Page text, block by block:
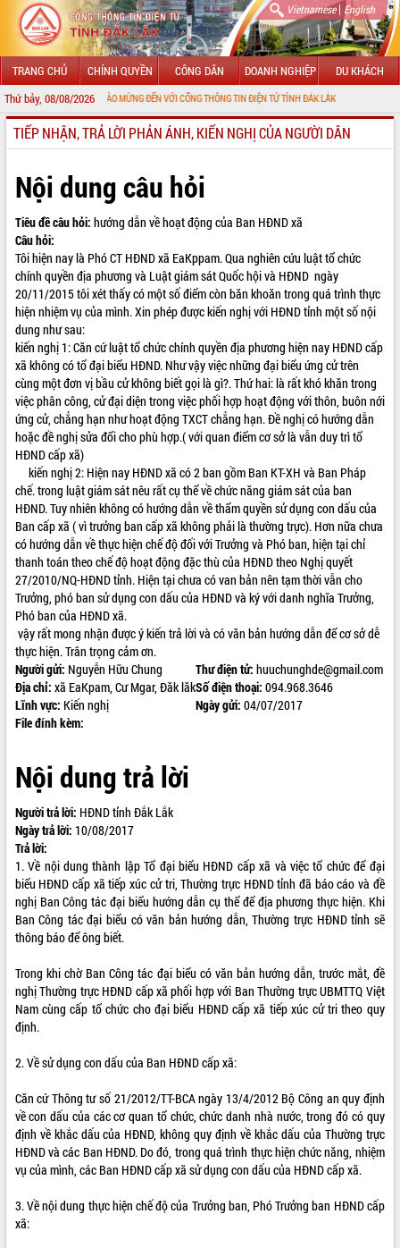
Vietnamese| English
TRANG CHỦ CHÍNH QUYỀN CÔNG DÂN DOANH NGHIỆP DU KHÁCH
Thứ bảy, 08/08/2026CHÀO MỪNG ĐẾN VỚI CỔNG THÔNG TIN ĐIỆN TỬ TỈNH ĐẮK LẮK
GIỚI THIỆU
TIN TỨC SỰ KIỆN
SỞ, BAN, NGÀNH
UBND CÁC XÃ, PHƯỜNG
THÔNG TIN CHỈ ĐẠO ĐIỀU HÀNH
HỆ THỐNG VĂN BẢN
VĂN BẢN HĐND TỈNH
ĐIỂM TIN VĂN BẢN
QUY HOẠCH - KẾ HOẠCH
VIDEO
Khám bệnh, cấp phát thuốc miễn phí
và tặng quà người dân xã Cư Pui
tháng 7/2026
Nam Anh hùng” và trao Huân chương
Lao động
UBND tỉnh Đắk Lắk triển khai nhiệm
vụ 6 tháng cuối năm 2026
Kỳ họp thứ Hai, Hội đồng nhân dân
tỉnh khóa XI quyết nghị nhiều nội dung
quan trọng
ALBUM ẢNH
TIẾP NHẬN, TRẢ LỜI PHẢN ÁNH, KIẾN NGHỊ CỦA NGƯỜI DÂN
Nội dung câu hỏi
Tiêu đề câu hỏi: hướng dẫn về hoạt động của Ban HĐND xã
Câu hỏi:
Tôi hiện nay là Phó CT HĐND xã EaKppam. Qua nghiên cứu luật tổ chức
chính quyền địa phương và Luật giám sát Quốc hội và HĐND ngày
20/11/2015 tôi xét thấy có một số điểm còn băn khoăn trong quá trình thực
hiện nhiệm vụ của mình. Xin phép được kiến nghị với HĐND tỉnh một số nội
dung như sau:
kiến nghị 1: Căn cứ luật tổ chức chính quyền địa phương hiện nay HĐND cấp
xã không có tổ đại biểu HĐND. Như vậy việc những đại biểu ứng cử trên
cùng một đơn vị bầu cử không biết gọi là gì?. Thứ hai: là rất khó khăn trong
việc phân công, cử đại diện trong việc phối hợp hoạt động với thôn, buôn nới
ứng cử, chẳng hạn như hoạt động TXCT chẳng hạn. Đề nghị có hướng dẫn
hoặc đề nghị sửa đổi cho phù hợp.( với quan điểm cơ sở là vẫn duy trì tổ
HĐND cấp xã)
kiến nghị 2: Hiện nay HĐND xã có 2 ban gồm Ban KT-XH và Ban Pháp
chế. trong luật giám sát nêu rất cụ thể về chức năng giám sát của ban
HĐND. Tuy nhiên không có hướng dẫn về thẩm quyền sử dụng con dấu của
Ban cấp xã ( vì trưởng ban cấp xã không phải là thường trực). Hơn nữa chưa
có hướng dẫn về thực hiện chế độ đối với Trưởng và Phó ban, hiện tại chỉ
thanh toán theo chế độ hoạt động đặc thù của HĐND theo Nghị quyết
27/2010/NQ-HĐND tỉnh. Hiện tại chưa có van bản nên tạm thời vẫn cho
Trưởng, phó ban sử dụng con dấu của HĐND và ký với danh nghĩa Trưởng,
Phó ban của HĐND xã.
vậy rất mong nhận được ý kiến trả lời và có văn bản hướng dẫn để cơ sở dễ
thực hiện. Trân trọng cảm ơn.
Người gửi: Nguyễn Hữu Chung Thư điện tử: huuchunghde@gmail.com
Địa chỉ: xã EaKpam, Cư Mgar, Đăk lăkSố điện thoại: 094.968.3646
Lĩnh vực: Kiến nghị Ngày gửi: 04/07/2017
File đính kèm:
Nội dung trả lời
Người trả lời: HĐND tỉnh Đắk Lắk
Ngày trả lời: 10/08/2017
Trả lời:
1. Về nội dung thành lập Tổ đại biểu HĐND cấp xã và việc tổ chức để đại
biểu HĐND cấp xã tiếp xúc cử tri, Thường trực HĐND tỉnh đã báo cáo và đề
nghị Ban Công tác đại biểu hướng dẫn cụ thể để địa phương thực hiện. Khi
Ban Công tác đại biểu có văn bản hướng dẫn, Thường trực HĐND tỉnh sẽ
thông báo để ông biết.
Trong khi chờ Ban Công tác đại biểu có văn bản hướng dẫn, trước mắt, đề
nghị Thường trực HĐND cấp xã phối hợp với Ban Thường trực UBMTTQ Việt
Nam cùng cấp tổ chức cho đại biểu HĐND cấp xã tiếp xúc cử tri theo quy
định.
2. Về sử dụng con dấu của Ban HĐND cấp xã:
Căn cứ Thông tư số 21/2012/TT-BCA ngày 13/4/2012 Bộ Công an quy định
về con dấu của các cơ quan tổ chức, chức danh nhà nước, trong đó có quy
định về khắc dấu của HĐND, không quy định về khắc dấu của Thường trực
HĐND và các Ban HĐND. Do đó, trong quá trình thực hiện chức năng, nhiệm
vụ của mình, các Ban HĐND cấp xã sử dụng con dấu của HĐND cấp xã.
3. Về nội dung thực hiện chế độ của Trưởng ban, Phó Trưởng ban HĐND cấp
xã: